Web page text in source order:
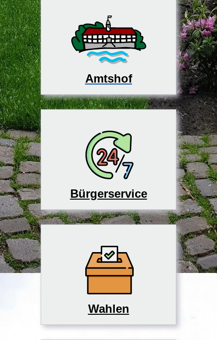
Amtshof
Bürgerservice
Wahlen